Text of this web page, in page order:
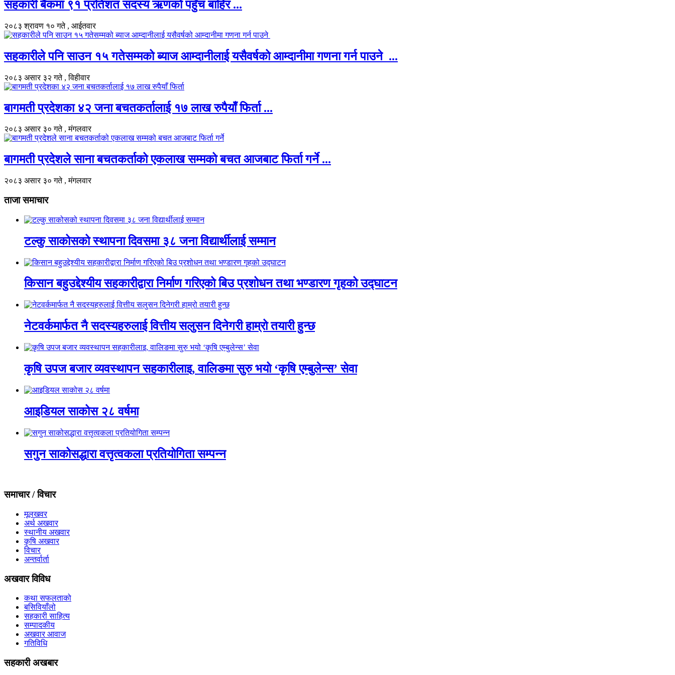
सहकारी बैंकमा ९१ प्रतिशत सदस्य ऋणको पहुँच बाहिर ...
२०८३ श्रावण १० गते , आईतवार
सहकारीले पनि साउन १५ गतेसम्मको ब्याज आम्दानीलाई यसैवर्षको आम्दानीमा गणना गर्न पाउने ...
२०८३ असार ३२ गते , विहीवार
बागमती प्रदेशका ४२ जना बचतकर्तालाई १७ लाख रुपैयाँ फिर्ता ...
२०८३ असार ३० गते , मंगलवार
बागमती प्रदेशले साना बचतकर्ताको एकलाख सम्मको बचत आजबाट फिर्ता गर्ने ...
२०८३ असार ३० गते , मंगलवार
ताजा समाचार
टल्कु साकोसको स्थापना दिवसमा ३८ जना विद्यार्थीलाई सम्मान
किसान बहुउद्देश्यीय सहकारीद्वारा निर्माण गरिएको बिउ प्रशोधन तथा भण्डारण गृहको उद्घाटन
नेटवर्कमार्फत नै सदस्यहरुलाई वित्तीय सलुसन दिनेगरी हाम्रो तयारी हुन्छ
कृषि उपज बजार व्यवस्थापन सहकारीलाइ, वालिङमा सुरु भयो ‘कृषि एम्बुलेन्स’ सेवा
आइडियल साकोस २८ वर्षमा
सगुन साकोसद्धारा वत्तृत्वकला प्रतियोगिता सम्पन्न
समाचार / विचार
मूलखवर
अर्थ अखवार
स्थानीय अखवार
कृषि अखवार
विचार
अन्तर्वार्ता
अखवार विविध
कथा सफलताको
बसिवियाँलो
सहकारी साहित्य
सम्पादकीय
अखवार आवाज
गतिविधि
सहकारी अखबार